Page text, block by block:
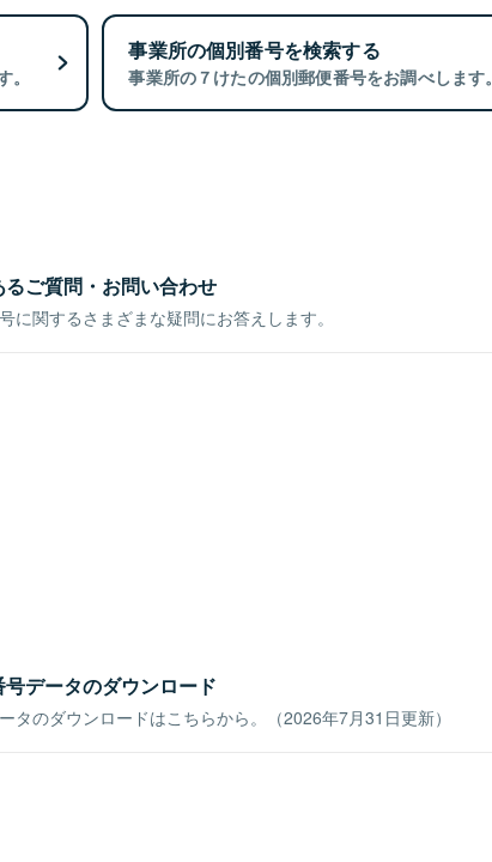
事業所の個別番号を検索する
事業所の７けたの個別郵便番号をお調べします。
るご質問・お問い合わせ
に関するさまざまな疑問にお答えします。
データのダウンロード
タのダウンロードはこちらから。（2026年7月31日更新）